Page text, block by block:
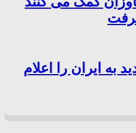
به ایران را اعلام